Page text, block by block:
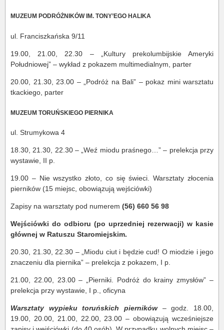
MUZEUM PODRÓŻNIKÓW IM. TONY’EGO HALIKA
ul. Franciszkańska 9/11
19.00, 21.00, 22.30 – „Kultury prekolumbijskie Ameryki
Południowej” – wykład z pokazem multimedialnym, parter
20.00, 21.30, 23.00 – „Podróż na Bali” – pokaz mini warsztatu
tkackiego, parter
MUZEUM TORUŃSKIEGO PIERNIKA
ul. Strumykowa 4
18.30, 21.30, 22.30 – „Weź miodu praśnego…” – prelekcja przy
wystawie, II p.
19.00 – Nie wszystko złoto, co się świeci. Warsztaty złocenia
pierników (15 miejsc, obowiązują wejściówki)
Zapisy na warsztaty pod numerem (56) 660 56 98
Wejściówki do odbioru (po uprzedniej rezerwacji) w kasie
głównej w Ratuszu Staromiejskim.
20.30, 21.30, 22.30 – „Miodu ciut i będzie cud! O miodzie i jego
znaczeniu dla piernika” – prelekcja z pokazem, I p.
21.00, 22.00, 23.00 – „Pierniki. Podróż do krainy zmysłów” –
prelekcja przy wystawie, I p., oficyna
Warsztaty wypieku toruńskich pierników– godz. 18.00,
19.00, 20.00, 21.00, 22.00, 23.00 – obowiązują wcześniejsze